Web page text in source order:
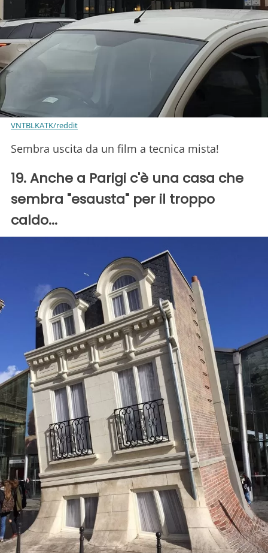
VNTBLKATK/reddit
Sembra uscita da un film a tecnica mista!
19. Anche a Parigi c'è una casa che
sembra "esausta" per il troppo
caldo...